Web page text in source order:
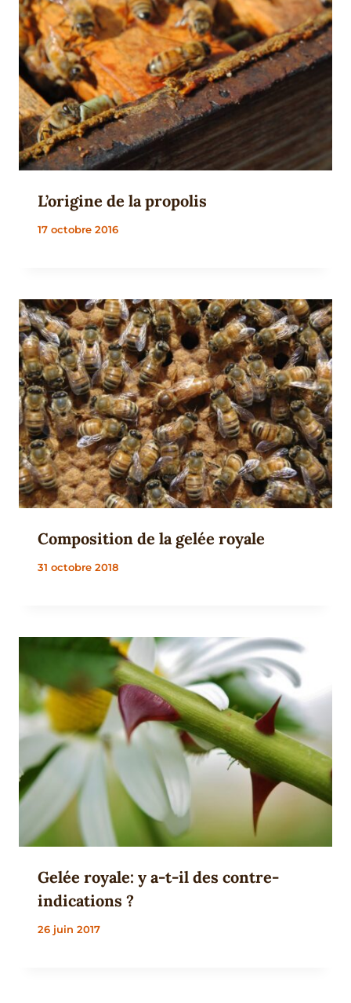
L’origine de la propolis
17 octobre 2016
Composition de la gelée royale
31 octobre 2018
Gelée royale: y a-t-il des contre-
indications ?
26 juin 2017